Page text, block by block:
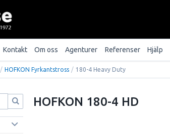
Kontakt Om oss Agenturer Referenser Hjälp
/ HOFKON Fyrkantstross / 180-4 Heavy Duty
HOFKON 180-4 HD